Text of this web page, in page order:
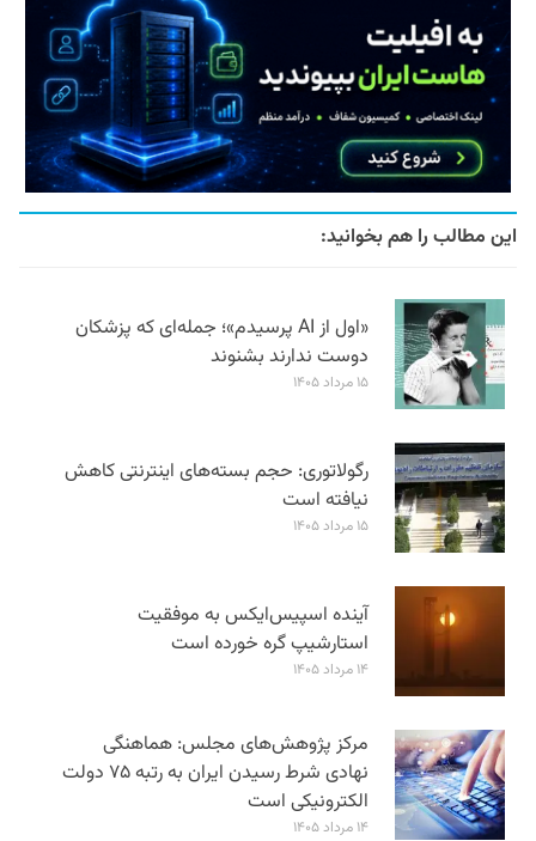
این مطالب را هم بخوانید:
«اول از AI پرسیدم»؛ جمله‌ای که پزشکان
دوست ندارند بشنوند
۱۵ مرداد ۱۴۰۵
رگولاتوری: حجم بسته‌های اینترنتی کاهش
نیافته است
۱۵ مرداد ۱۴۰۵
آینده اسپیس‌ایکس به موفقیت
استارشیپ گره خورده است
۱۴ مرداد ۱۴۰۵
مرکز پژوهش‌های مجلس: هماهنگی
نهادی شرط رسیدن ایران به رتبه ۷۵ دولت
الکترونیکی است
۱۴ مرداد ۱۴۰۵